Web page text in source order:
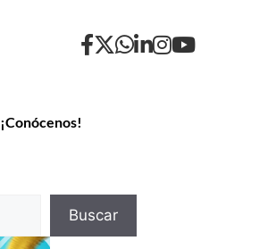
¡Conócenos!
Buscar